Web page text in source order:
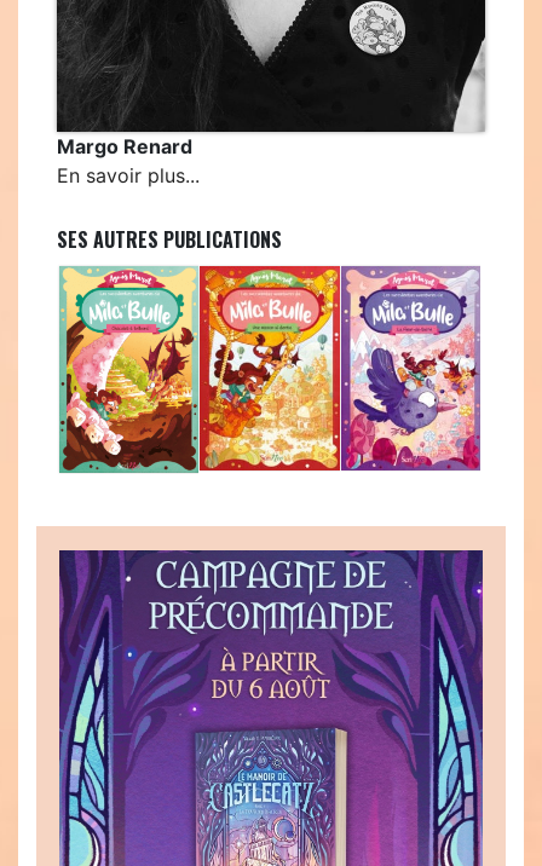
Margo Renard
En savoir plus...
SES AUTRES PUBLICATIONS